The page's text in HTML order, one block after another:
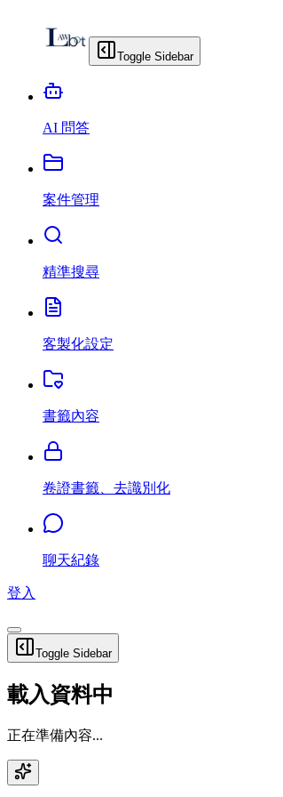
Toggle Sidebar
AI 問答
案件管理
精準搜尋
客製化設定
書籤內容
卷證書籤、去識別化
聊天紀錄
登入
Toggle Sidebar
載入資料中
正在準備內容...